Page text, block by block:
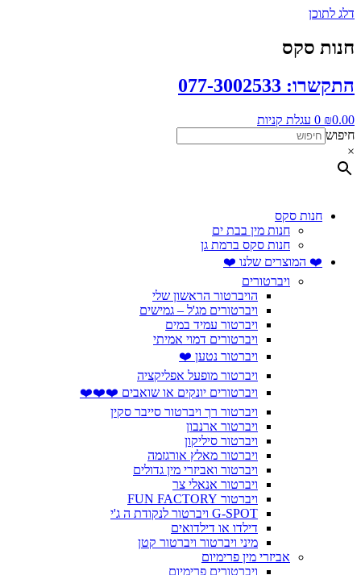
דלג לתוכן
חנות סקס
התקשרו: 077-3002533
₪0.00
0 עגלת קניות
חיפוש
×
חנות סקס
חנות מין בבת ים
חנות סקס ברמת גן
❤️ המוצרים שלנו ❤️
ויברטורים
הויברטור הראשון שלי
ויברטורים מג'ל – גמישים
ויברטור עמיד במים
ויברטורים דמוי אמיתי
ויברטור נטען ❤️
ויברטור מופעל אפליקציה
ויברטורים יונקים או שואבים ❤️❤️❤️
ויברטור רך ויברטור סייבר סקין
ויברטור ארנבון
ויברטור סיליקון
ויברטור מאלץ אורגזמה
ויברטור ואביזרי מין גדולים
ויברטור אנאלי צר
ויברטור FUN FACTORY
G-SPOT ויברטור לנקודת ה ג'י
דילדו או דילדואים
מיני ויברטור ויברטור קטן
אביזרי מין פרימיום
ויברטורים פרימיום